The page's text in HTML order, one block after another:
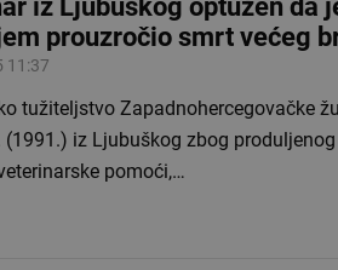
iz Ljubuškog optužen da
prouzročio smrt većeg
11:37
tužiteljstvo Zapadnohercegovačke
(1991.) iz Ljubuškog zbog
pomoći,…